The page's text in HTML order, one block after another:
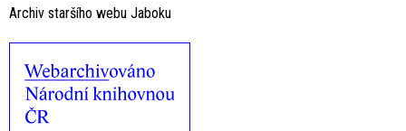
Archiv staršího webu Jaboku